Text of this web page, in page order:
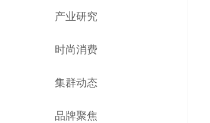
产业研究
时尚消费
集群动态
品牌聚焦